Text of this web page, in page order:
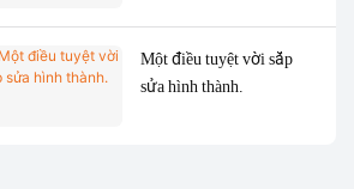
Một điều tuyệt vời sắp
sửa hình thành.